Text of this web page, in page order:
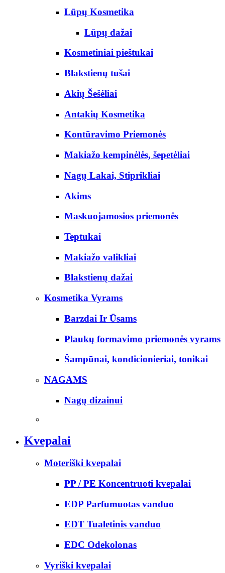
Lūpų Kosmetika
Lūpų dažai
Kosmetiniai pieštukai
Blakstienų tušai
Akių Šešėliai
Antakių Kosmetika
Kontūravimo Priemonės
Makiažo kempinėlės, šepetėliai
Nagų Lakai, Stiprikliai
Akims
Maskuojamosios priemonės
Teptukai
Makiažo valikliai
Blakstienų dažai
Kosmetika Vyrams
Barzdai Ir Ūsams
Plaukų formavimo priemonės vyrams
Šampūnai, kondicionieriai, tonikai
NAGAMS
Nagų dizainui
Kvepalai
Moteriški kvepalai
PP / PE Koncentruoti kvepalai
EDP Parfumuotas vanduo
EDT Tualetinis vanduo
EDC Odekolonas
Vyriški kvepalai